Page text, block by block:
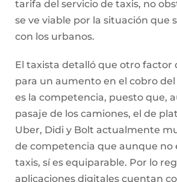
Uber, Didi y Bolt actualmente
de competencia que aunque no
taxis, sí es equiparable. Por lo
aplicaciones digitales cuentan
de preferencia u otras
compartido que, a fin de
inmiscuyan en el mercado del
una oferta no tan deslindada de
regular.
Por lo pronto, Luis Enrique Vega